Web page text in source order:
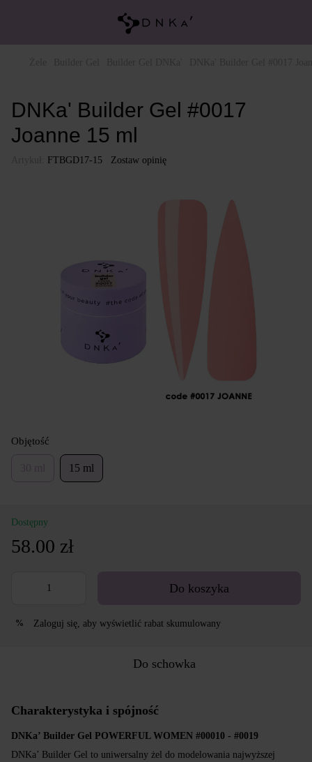
DNKa' Builder Gel #0017
Joanne 15 ml
FTBGD17-15 Zostaw opinię
Objętość
15 ml
Dostępny
58.00 zł
Do koszyka
% Zaloguj się , aby wyświetlić rabat skumulowany
Do schowka
Charakterystyka i spójność
DNKa’ Builder Gel POWERFUL WOMEN #00010 - #0019
DNKa’ Builder Gel to uniwersalny żel do modelowania najwyższej